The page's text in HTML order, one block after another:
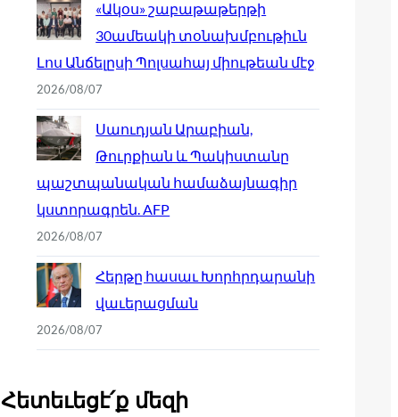
«Ակօս» շաբաթաթերթի
30ամեակի տօնախմբութիւն
Լոս Անճելըսի Պոլսահայ միութեան մէջ
2026/08/07
Սաուդյան Արաբիան,
Թուրքիան և Պակիստանը
պաշտպանական համաձայնագիր
կստորագրեն. AFP
2026/08/07
Հերթը հասաւ Խորհրդարանի
վաւերացման
2026/08/07
Հետեւեցէ՛ք մեզի